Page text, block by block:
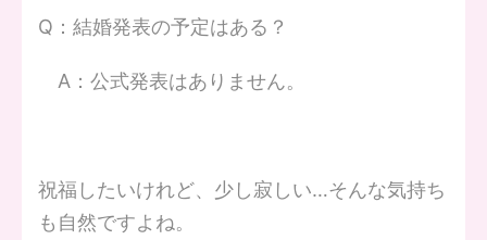
Q：結婚発表の予定はある？
A：公式発表はありません。
祝福したいけれど、少し寂しい…そんな気持ち
も自然ですよね。